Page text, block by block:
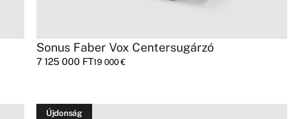
Sonus Faber Vox Centersugárzó
7 125 000 FT19 000€
Újdonság